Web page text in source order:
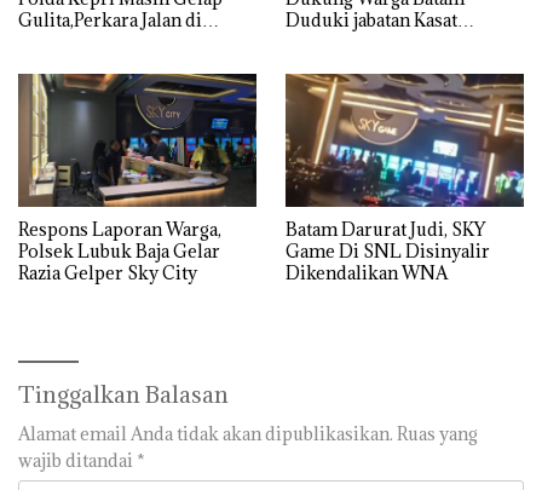
Gulita,Perkara Jalan di
Duduki jabatan Kasat
Respons Laporan Warga,
Polsek Lubuk Baja Gelar
Razia Gelper Sky City
Batam Darurat Judi, SKY
Game Di SNL Disinyalir
Dikendalikan WNA
Tinggalkan Balasan
Alamat email Anda tidak akan dipublikasikan. Ruas yang
wajib ditandai *